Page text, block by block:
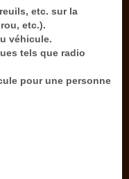
etc. sur la
etc.).
véhicule.
tels que radio
pour une personne